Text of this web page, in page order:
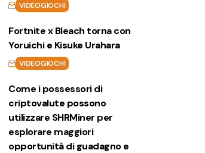
VIDEOGIOCHI
Fortnite x Bleach torna con
Yoruichi e Kisuke Urahara
VIDEOGIOCHI
Come i possessori di
criptovalute possono
utilizzare SHRMiner per
esplorare maggiori
opportunità di guadagno e